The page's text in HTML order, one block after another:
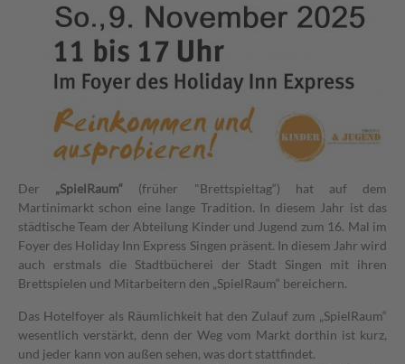
Der „SpielRaum“ (früher "Brettspieltag“) hat auf dem
Martinimarkt schon eine lange Tradition. In diesem Jahr ist das
städtische Team der Abteilung Kinder und Jugend zum 16. Mal im
Foyer des Holiday Inn Express Singen präsent. In diesem Jahr wird
auch erstmals die Stadtbücherei der Stadt Singen mit ihren
Brettspielen und Mitarbeitern den „SpielRaum“ bereichern.
Das Hotelfoyer als Räumlichkeit hat den Zulauf zum „SpielRaum“
wesentlich verstärkt, denn der Weg vom Markt dorthin ist kurz,
und jeder kann von außen sehen, was dort stattfindet.